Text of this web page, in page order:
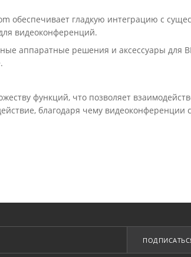
обеспечивает гладкую интеграцию с
видеоконференций.
аппаратные решения и аксессуары для
функций, что позволяет
благодаря чему видеоконференции